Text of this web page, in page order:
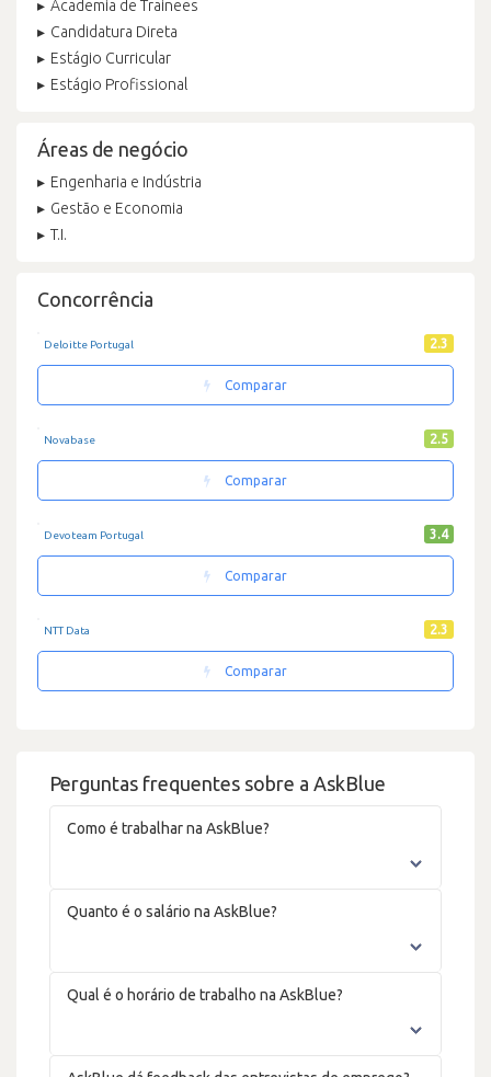
Perguntas frequentes sobre a AskBlue
Como é trabalhar na AskBlue?
Quanto é o salário na AskBlue?
Qual é o horário de trabalho na AskBlue?
Academia de Trainees
Candidatura Direta
Estágio Curricular
Estágio Profissional
Áreas de negócio
Engenharia e Indústria
Gestão e Economia
T.I.
Concorrência
Deloitte Portugal 2.3
Comparar
Novabase 2.5
Comparar
Devoteam Portugal 3.4
Comparar
NTT Data 2.3
Comparar